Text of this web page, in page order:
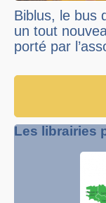
Biblus, le bus
un tout
porté par
Les librairies